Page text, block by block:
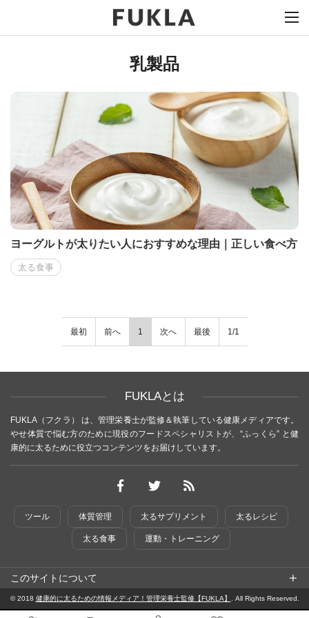
乳製品
ヨーグルトが太りたい人におすすめな理由｜正しい食べ方
太る食事
最初 前へ 1 次へ 最後 1/1
FUKLAとは
FUKLA（フクラ） は、管理栄養士が監修＆執筆している健康メディアです。
やせ体質で悩む方のために現役のフードスペシャリストが、“ふっくら” と健
康的に太るために役立つコンテンツをお届けしています。
ツール 体質管理 太るサプリメント 太るレシピ
太る食事 運動・トレーニング
このサイトについて
© 2018 健康的に太るための情報メディア！管理栄養士監修【FUKLA】 . All Rights Reserved.